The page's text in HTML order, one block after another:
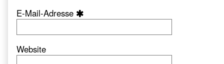
E-Mail-Adresse
Website